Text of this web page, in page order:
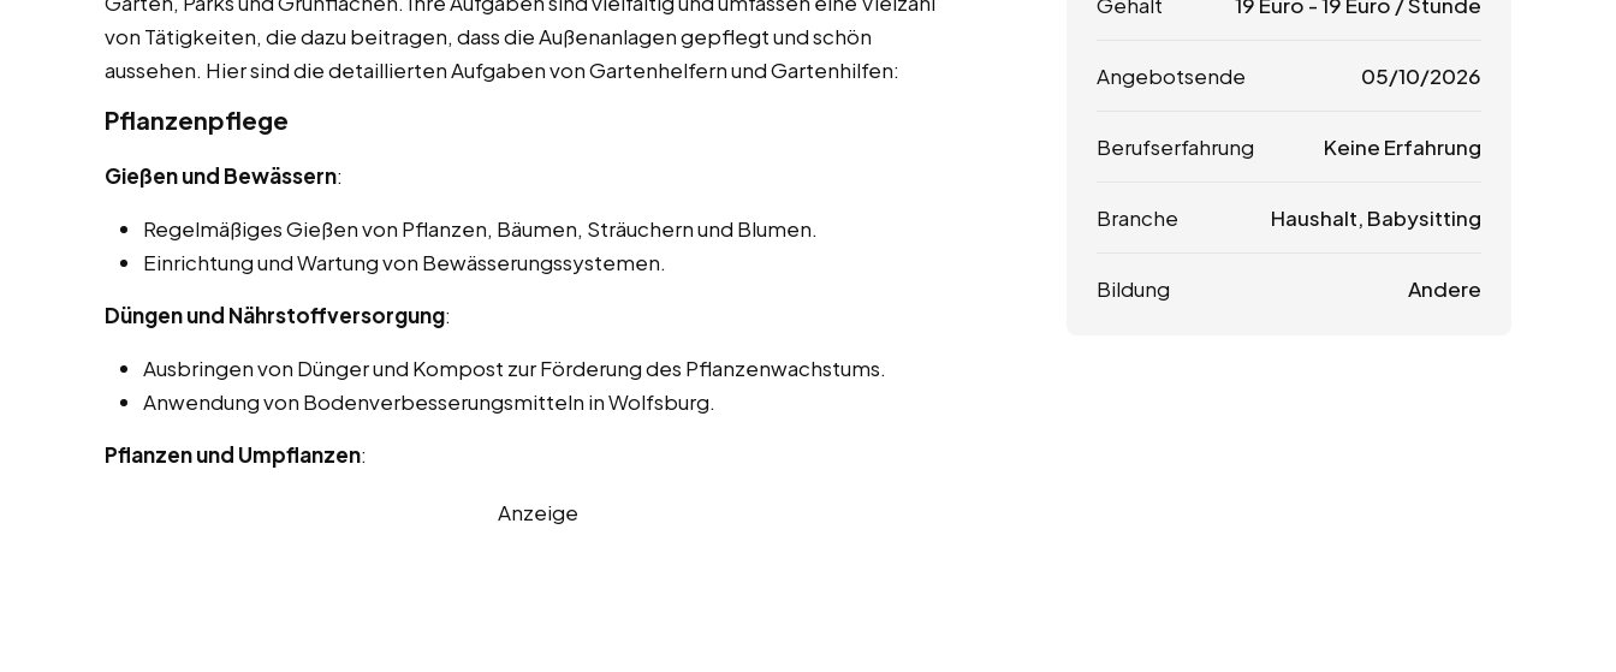
von Tätigkeiten, die dazu beitragen, dass die Außenanlagen gepflegt und schön
aussehen. Hier sind die detaillierten Aufgaben von Gartenhelfern und Gartenhilfen:
Pflanzenpflege
Gießen und Bewässern:
Regelmäßiges Gießen von Pflanzen, Bäumen, Sträuchern und Blumen.
Einrichtung und Wartung von Bewässerungssystemen.
Düngen und Nährstoffversorgung:
Ausbringen von Dünger und Kompost zur Förderung des Pflanzenwachstums.
Anwendung von Bodenverbesserungsmitteln in Wolfsburg.
Pflanzen und Umpflanzen:
Anzeige
Gehalt 19 Euro -19 Euro / Stunde
Angebotsende 05/10/2026
Berufserfahrung Keine Erfahrung
Branche Haushalt, Babysitting
Bildung Andere